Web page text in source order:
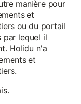
manière pour
et
ou du portail
par lequel il
Holidu n'a
et